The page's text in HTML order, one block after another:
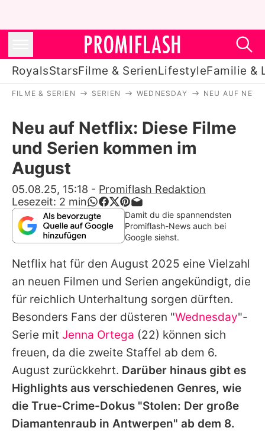
RoyalsStarsFilme & SerienLifestyleFamilie &
Stars
Filme & Serien
Lifestyle
Familie & Liebe
Promiflash Exklusiv
Alle Themen auf Promiflash
Jobs
App runterladen
Team
Redaktionelle Richtlinien
Impressum
Datenschutzerklärung
FILME & SERIEN SERIEN WEDNESDAY NEU AUF
Neu auf Netflix: Diese Filme
und Serien kommen im
August
05.08.25, 15:18 - Promiflash Redaktion
Lesezeit: 2 min
Damit du die spannendsten
Promiflash-News auch bei
Google siehst.
Netflix hat für den August 2025 eine Vielzahl
an neuen Filmen und Serien angekündigt, die
für reichlich Unterhaltung sorgen dürften.
Besonders Fans der düsteren "Wednesday"-
Serie mit Jenna Ortega (22) können sich
freuen, da die zweite Staffel ab dem 6.
August zurückkehrt. Darüber hinaus gibt es
Highlights aus verschiedenen Genres, wie
die True-Crime-Dokus "Stolen: Der große
Diamantenraub in Antwerpen" ab dem 8.